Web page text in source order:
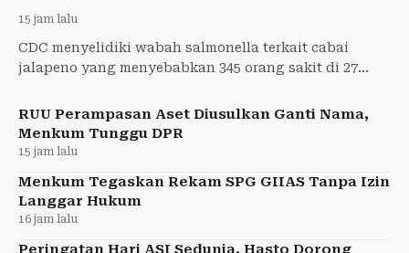
15 jam lalu
CDC menyelidiki wabah salmonella terkait cabai
jalapeno yang menyebabkan 345 orang sakit di 27
RUU Perampasan Aset Diusulkan Ganti Nama,
Menkum Tunggu DPR
15 jam lalu
Menkum Tegaskan Rekam SPG GIIAS Tanpa Izin
Langgar Hukum
16 jam lalu
Peringatan Hari ASI Sedunia, Hasto Dorong